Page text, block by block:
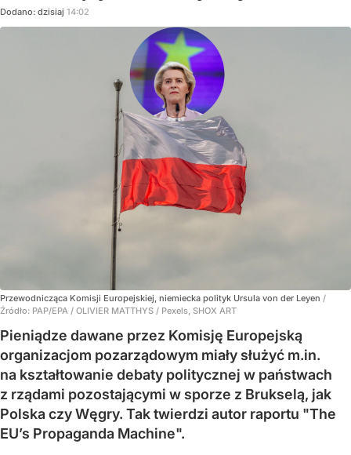
Dodano: dzisiaj 14:02
Przewodnicząca Komisji Europejskiej, niemiecka polityk Ursula von der Leyen /
Źródło: PAP/EPA / OLIVIER MATTHYS / Pexels, SHOX ART
Pieniądze dawane przez Komisję Europejską
organizacjom pozarządowym miały służyć m.in.
na kształtowanie debaty politycznej w państwach
z rządami pozostającymi w sporze z Brukselą, jak
Polska czy Węgry. Tak twierdzi autor raportu "The
EU’s Propaganda Machine".